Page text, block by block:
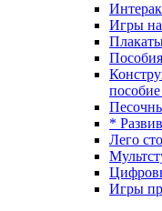
Игры
*
Лего
Игры